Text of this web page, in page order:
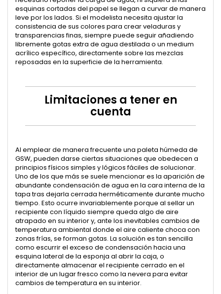
esquinas cortadas del papel se llegan a curvar de manera
leve por los lados. Si el modelista necesita ajustar la
consistencia de sus colores para crear veladuras y
transparencias finas, siempre puede seguir añadiendo
libremente gotas extra de agua destilada o un medium
acrílico específico, directamente sobre las mezclas
reposadas en la superficie de la herramienta.
Limitaciones a tener en
cuenta
Al emplear de manera frecuente una paleta húmeda de
GSW, pueden darse ciertas situaciones que obedecen a
principios físicos simples y lógicos fáciles de solucionar.
Uno de los que más se suele mencionar es la aparición de
abundante condensación de agua en la cara interna de la
tapa tras dejarla cerrada herméticamente durante mucho
tiempo. Esto ocurre invariablemente porque al sellar un
recipiente con líquido siempre queda algo de aire
atrapado en su interior y, ante los inevitables cambios de
temperatura ambiental donde el aire caliente choca con
zonas frías, se forman gotas. La solución es tan sencilla
como escurrir el exceso de condensación hacia una
esquina lateral de la esponja al abrir la caja, o
directamente almacenar el recipiente cerrado en el
interior de un lugar fresco como la nevera para evitar
cambios de temperatura en su interior.